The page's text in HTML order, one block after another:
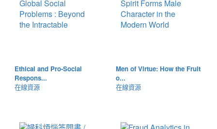
Ethical and Pro-Social
Respons...
在線資源
Men of Virtue: How the Fruit
o...
在線資源